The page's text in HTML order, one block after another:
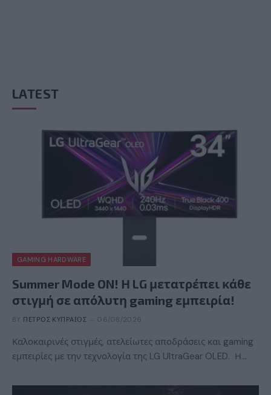
LATEST
GAMING HARDWARE
Summer Mode ON! Η LG μετατρέπει κάθε
στιγμή σε απόλυτη gaming εμπειρία!
BY ΠΈΤΡΟΣ ΚΥΠΡΑΊΟΣ 06/08/2026
Καλοκαιρινές στιγμές, ατελείωτες αποδράσεις και gaming
εμπειρίες με την τεχνολογία της LG UltraGear OLED. Η…